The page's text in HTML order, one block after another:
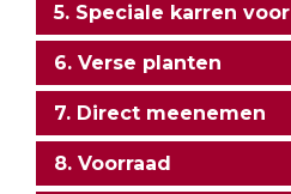
5. Speciale karren
6. Verse planten
7. Direct meenemen
8. Voorraad